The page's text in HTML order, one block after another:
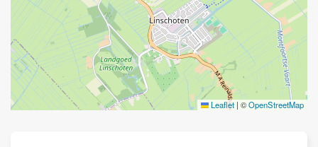
Leaflet | ©OpenStreetMap